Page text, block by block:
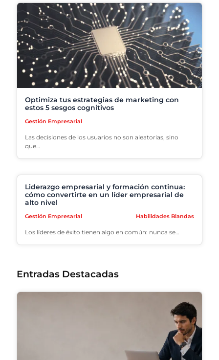
Optimiza tus estrategias de marketing con
estos 5 sesgos cognitivos
Gestión Empresarial
Las decisiones de los usuarios no son aleatorias, sino
que…
Liderazgo empresarial y formación continua:
cómo convertirte en un líder empresarial de
alto nivel
Gestión Empresarial Habilidades Blandas
Los líderes de éxito tienen algo en común: nunca se…
Entradas Destacadas